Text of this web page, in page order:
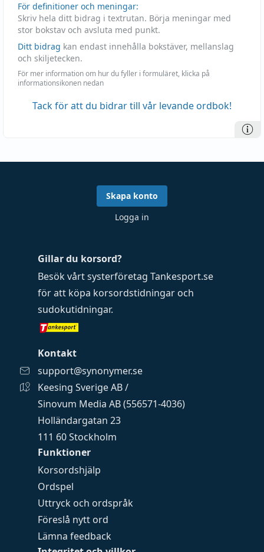
För definitioner och meningar:
Skriv hela ditt bidrag i textrutan. Börja meningar med
stor bokstav och avsluta med punkt.
Ditt bidrag kan endast innehålla bokstäver, mellanslag
och skiljetecken.
För mer information om hur du fyller i formuläret, klicka på
informationsikonen nedan
Tack för att du bidrar till vår levande ordbok!
Funktioner
Korsordshjälp
Ordspel
Uttryck och ordspråk
Föreslå nytt ord
Lämna feedback
Gillar du korsord?
Besök vårt systerföretag Tankesport.se
för att köpa korsordstidningar och
sudokutidningar.
Kontakt
support@synonymer.se
Keesing Sverige AB /
Sinovum Media AB (556571-4036)
Holländargatan 23
111 60 Stockholm
Skapa konto
Logga in